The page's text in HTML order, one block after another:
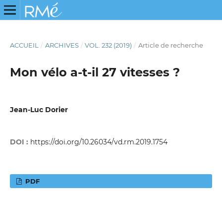
ACCUEIL / ARCHIVES / VOL. 232 (2019) / Article de recherche
Mon vélo a-t-il 27 vitesses ?
Jean-Luc Dorier
DOI : https://doi.org/10.26034/vd.rm.2019.1754
PDF